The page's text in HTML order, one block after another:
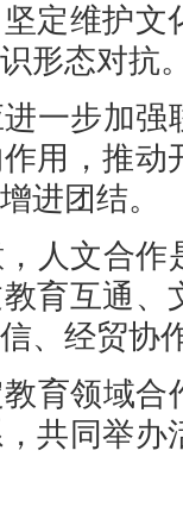
定维护
形态对抗
一步加强
用，推
进团结。
人文合作
育互通
、经贸协
育领域合
共同举